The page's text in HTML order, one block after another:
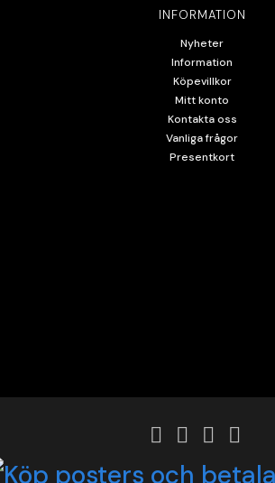
INFORMATION
Nyheter
Information
Köpevillkor
Mitt konto
Kontakta oss
Vanliga frågor
Presentkort